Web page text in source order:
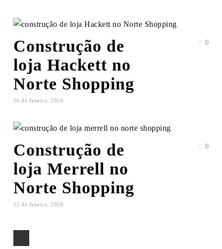
Construção de
loja Hackett no
Norte Shopping
16 de Janeiro, 2026
0
Construção de
loja Merrell no
Norte Shopping
12 de Janeiro, 2026
0